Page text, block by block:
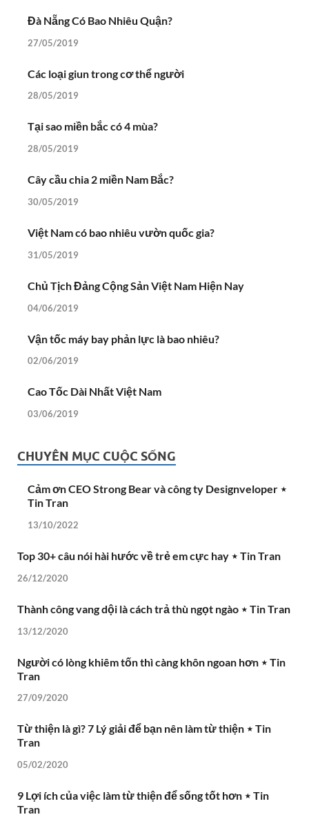
Đà Nẵng Có Bao Nhiêu Quận?
27/05/2019
Các loại giun trong cơ thể người
28/05/2019
Tại sao miền bắc có 4 mùa?
28/05/2019
Cây cầu chia 2 miền Nam Bắc?
30/05/2019
Việt Nam có bao nhiêu vườn quốc gia?
31/05/2019
Chủ Tịch Đảng Cộng Sản Việt Nam Hiện Nay
04/06/2019
Vận tốc máy bay phản lực là bao nhiêu?
02/06/2019
Cao Tốc Dài Nhất Việt Nam
03/06/2019
CHUYÊN MỤC CUỘC SỐNG
Cảm ơn CEO Strong Bear và công ty Designveloper ⋆
Tin Tran
13/10/2022
Top 30+ câu nói hài hước về trẻ em cực hay ⋆ Tin Tran
26/12/2020
Thành công vang dội là cách trả thù ngọt ngào ⋆ Tin Tran
13/12/2020
Người có lòng khiêm tốn thì càng khôn ngoan hơn ⋆ Tin
Tran
27/09/2020
Từ thiện là gì? 7 Lý giải để bạn nên làm từ thiện ⋆ Tin
Tran
05/02/2020
9 Lợi ích của việc làm từ thiện để sống tốt hơn ⋆ Tin
Tran